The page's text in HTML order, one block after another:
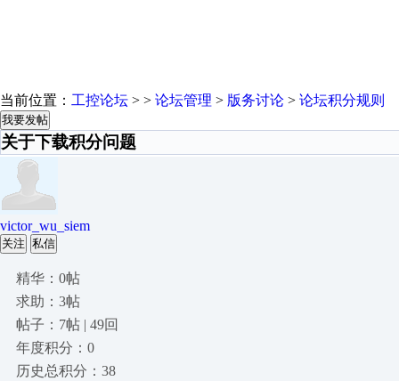
当前位置： 工控论坛 > > 论坛管理 > 版务讨论 > 论坛积分规则
我要发帖
关于下载积分问题
victor_wu_siem
关注 私信
精华：0帖
求助：3帖
帖子：7帖 | 49回
年度积分：0
历史总积分：38